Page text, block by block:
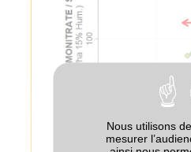
Nous utilisons
mesurer